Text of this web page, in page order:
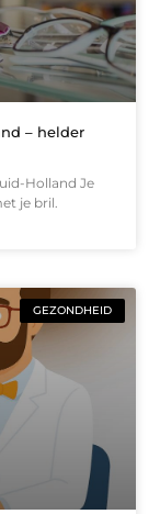
– helder
Holland Je
je bril.
GEZONDHEID